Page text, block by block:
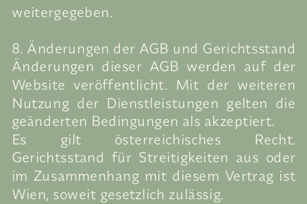
weitergegeben.
8. Änderungen der AGB und Gerichtsstand
Änderungen dieser AGB werden auf der
Website veröffentlicht. Mit der weiteren
Nutzung der Dienstleistungen gelten die
geänderten Bedingungen als akzeptiert.
Es gilt österreichisches Recht.
Gerichtsstand für Streitigkeiten aus oder
im Zusammenhang mit diesem Vertrag ist
Wien, soweit gesetzlich zulässig.